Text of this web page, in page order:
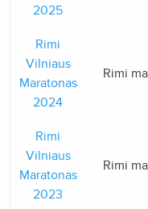
2025
Rimi
Vilniaus
Maratonas
2024
Rimi
Rimi
Vilniaus
Maratonas
2023
Rimi